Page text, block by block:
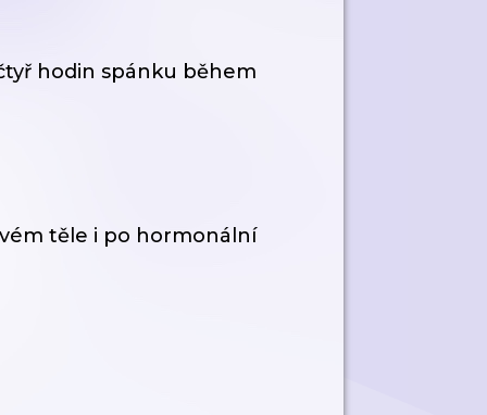
hodin spánku během
těle i po hormonální